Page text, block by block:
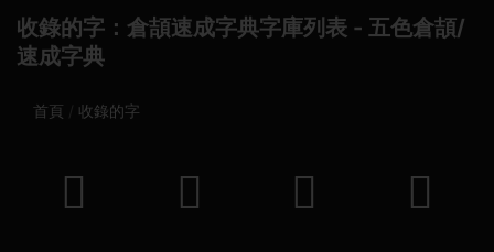
收錄的字：倉頡速成字典字庫列表 - 五色倉頡/
速成字典
首頁 收錄的字
𦠇 𦐦 𣥻 𢷘